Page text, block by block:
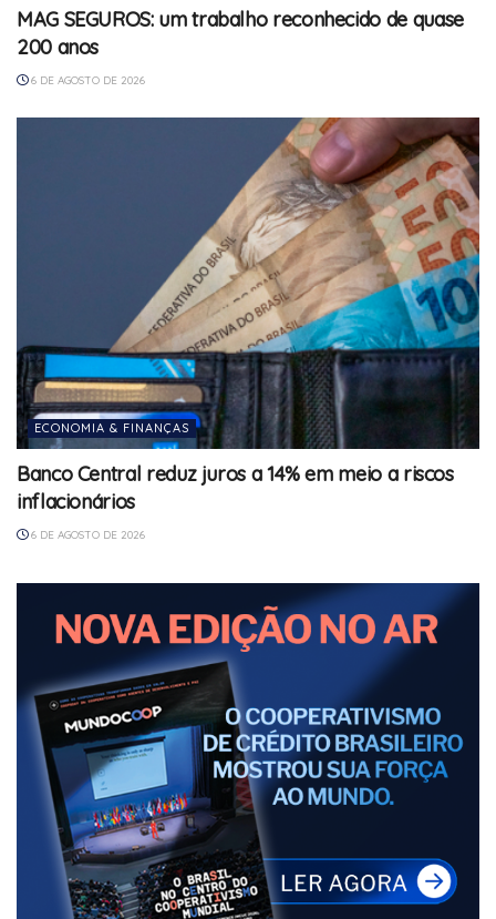
MAG SEGUROS: um trabalho reconhecido de quase
200 anos
6 DE AGOSTO DE 2026
ECONOMIA & FINANÇAS
Banco Central reduz juros a 14% em meio a riscos
inflacionários
6 DE AGOSTO DE 2026